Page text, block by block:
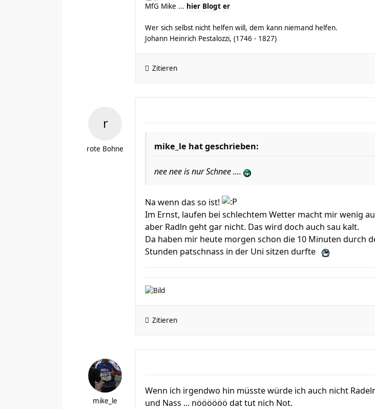
MfG Mike ... hier Blogt er
Wer sich selbst nicht helfen will, dem kann niemand helfen.
Johann Heinrich Pestalozzi, (1746 - 1827)
Zitieren
rote Bohne mike_le hat geschrieben:
nee nee is nur Schnee ....
Na wenn das so ist!
Im Ernst, laufen bei schlechtem Wetter macht mir wenig
aber Radln geht gar nicht. Das wird doch auch sau kalt.
Da haben mir heute morgen schon die 10 Minuten durch
Stunden patschnass in der Uni sitzen durfte
Zitieren
mike_le
Wenn ich irgendwo hin müsste würde ich auch nicht
und Nass ... nöööööö dat tut nich Not.